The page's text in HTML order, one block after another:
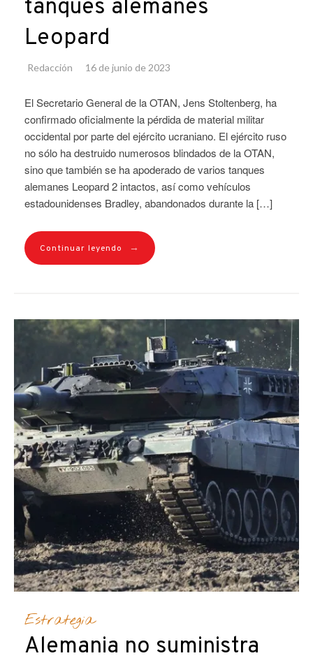
tanques alemanes
Leopard
Redacción 16 de junio de 2023
El Secretario General de la OTAN, Jens Stoltenberg, ha
confirmado oficialmente la pérdida de material militar
occidental por parte del ejército ucraniano. El ejército ruso
no sólo ha destruido numerosos blindados de la OTAN,
sino que también se ha apoderado de varios tanques
alemanes Leopard 2 intactos, así como vehículos
estadounidenses Bradley, abandonados durante la […]
Continuar leyendo →
Estrategia
Alemania no suministra